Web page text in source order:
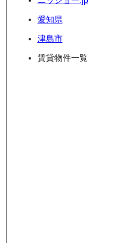
愛知県
津島市
賃貸物件一覧